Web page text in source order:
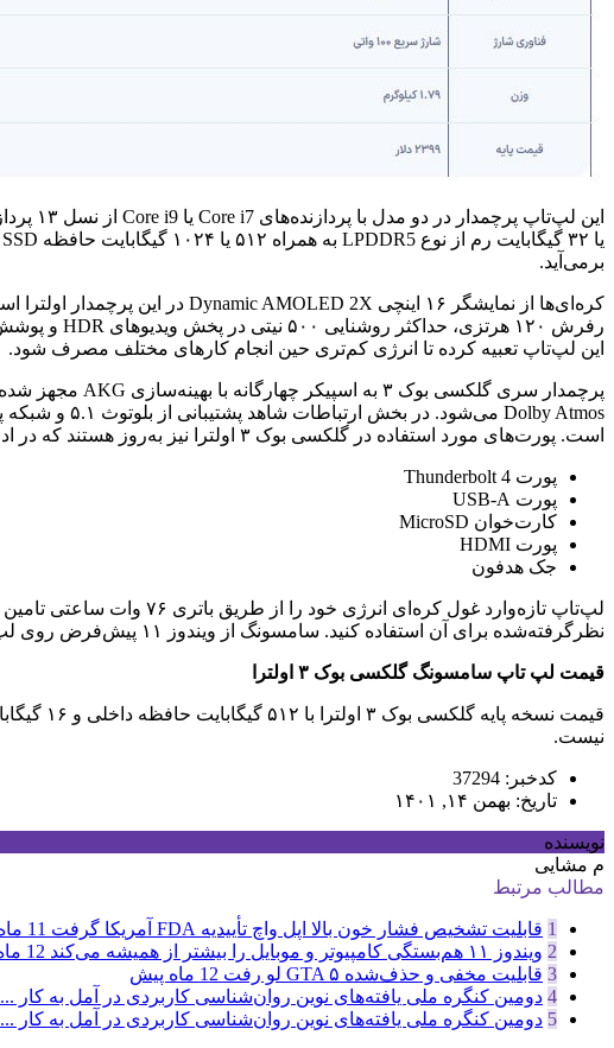
برمی‌آید.
این لپ‌تاپ تعبیه کرده تا انرژی کم‌تری حین انجام کارهای مختلف مصرف شود.
است. پورت‌های مورد استفاده در گلکسی بوک ۳ اولترا نیز به‌روز هستند که در ادامه فهرست مربوط به آن‌ها را مشاهده می‌کنید:
پورت Thunderbolt 4
پورت USB-A
کارت‌خوان MicroSD
پورت HDMI
جک هدفون
نظرگرفته‌شده برای آن استفاده کنید. سامسونگ از ویندوز ۱۱ پیش‌فرض روی لپ‌‌تاپ اولترای خود استفاده کرده و انواع قابلیت‌های اکوسیستم اختصاصی خود را نیز روی آن قرار داده است.
قیمت لپ تاپ سامسونگ گلکسی بوک ۳ اولترا
نیست.
کدخبر: 37294
تاریخ: بهمن ۱۴, ۱۴۰۱
نویسنده
م مشایی
مطالب مرتبط
1 قابلیت تشخیص فشار خون بالا اپل واچ تأییدیه FDA آمریکا گرفت
11 ماه پیش
2 ویندوز ۱۱ هم‌بستگی کامپیوتر و موبایل را بیشتر از همیشه می‌کند
12 ماه پیش
3 قابلیت مخفی و حذف‌شده GTA ۵ لو رفت
12 ماه پیش
4 دومین کنگره ملی یافته‌های نوین روان‌شناسی کاربردی در آمل به کار ...
5 دومین کنگره ملی یافته‌های نوین روان‌شناسی کاربردی در آمل به کار ...